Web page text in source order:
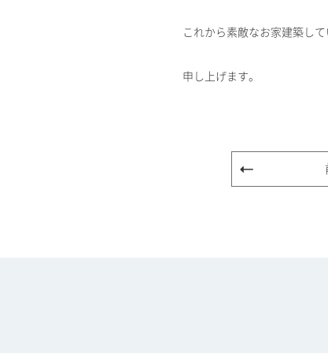
これから素敵なお家建築し
申し上げます。